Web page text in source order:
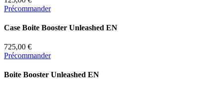
Précommander
Case Boite Booster Unleashed EN
725,00 €
Précommander
Boite Booster Unleashed EN